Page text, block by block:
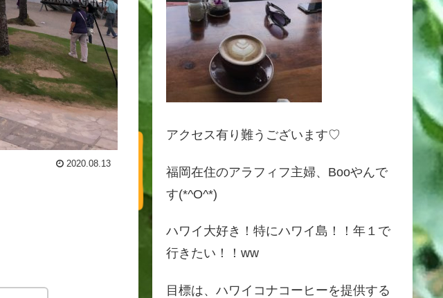
2020.08.13
アクセス有り難うございます♡
福岡在住のアラフィフ主婦、Booやんで
す(*^O^*)
ハワイ大好き！特にハワイ島！！年１で
行きたい！！ww
目標は、ハワイコナコーヒーを提供する